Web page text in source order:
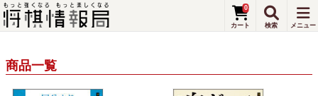
0
商品一覧